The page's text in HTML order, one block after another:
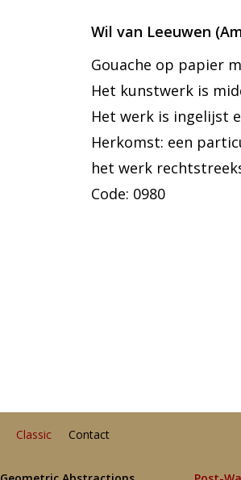
Wil van Leeuwen
Gouache op papier
Het kunstwerk is
Het werk is ingelijst
Herkomst: een
het werk
Code: 0980
Classic Contact